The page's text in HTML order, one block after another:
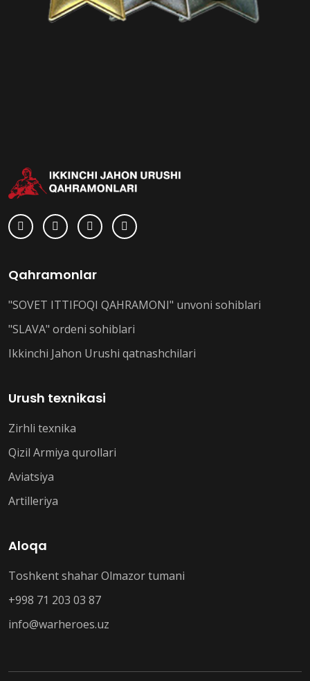
Qahramonlar
"SOVET ITTIFOQI QAHRAMONI" unvoni sohiblari
"SLAVA" ordeni sohiblari
Ikkinchi Jahon Urushi qatnashchilari
Urush texnikasi
Zirhli texnika
Qizil Armiya qurollari
Aviatsiya
Artilleriya
Aloqa
Toshkent shahar Olmazor tumani
+998 71 203 03 87
info@warheroes.uz